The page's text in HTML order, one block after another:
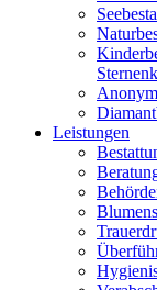
Leistungen